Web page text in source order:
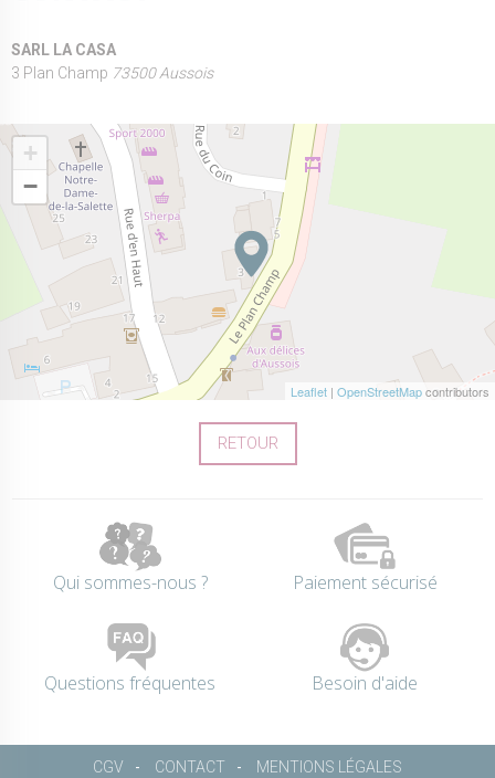
SARL LA CASA
3 Plan Champ 73500 Aussois
+
−
Leaflet | OpenStreetMapcontributors
RETOUR
Qui sommes-nous ? Paiement sécurisé
Questions fréquentes Besoin d'aide
CGV CONTACT MENTIONS LÉGALES